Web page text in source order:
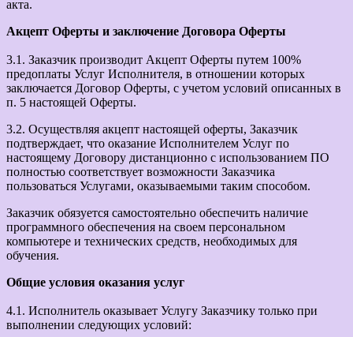
акта.
Акцепт Оферты и заключение Договора Оферты
3.1. Заказчик производит Акцепт Оферты путем 100%
предоплаты Услуг Исполнителя, в отношении которых
заключается Договор Оферты, с учетом условий описанных в
п. 5 настоящей Оферты.
3.2. Осуществляя акцепт настоящей оферты, Заказчик
подтверждает, что оказание Исполнителем Услуг по
настоящему Договору дистанционно с использованием ПО
полностью соответствует возможности Заказчика
пользоваться Услугами, оказываемыми таким способом.
Заказчик обязуется самостоятельно обеспечить наличие
программного обеспечения на своем персональном
компьютере и технических средств, необходимых для
обучения.
Общие условия оказания услуг
4.1. Исполнитель оказывает Услугу Заказчику только при
выполнении следующих условий: